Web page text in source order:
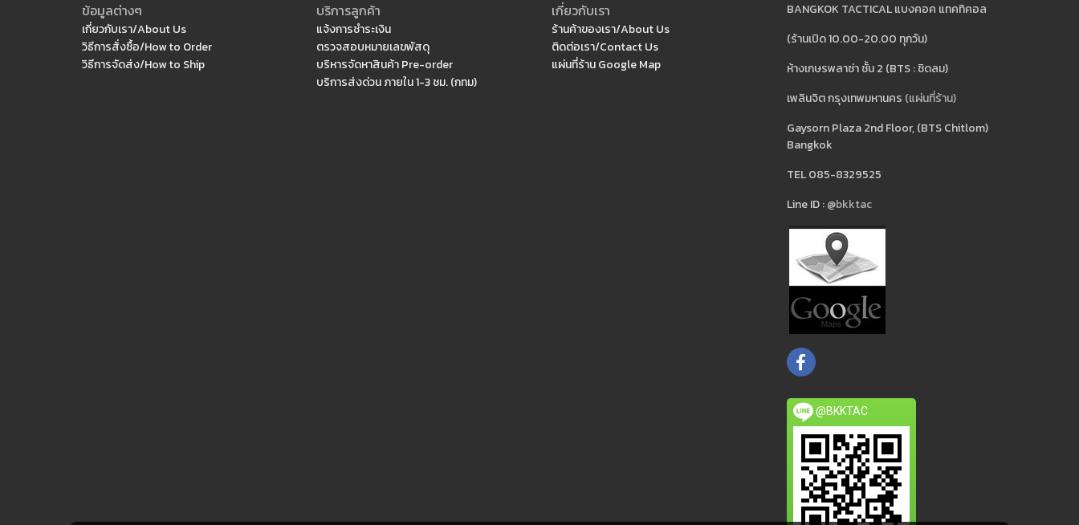
ข้อมูลต่างๆ
เกี่ยวกับเรา/About Us
วิธีการสั่งซื้อ/How to Order
วิธีการจัดส่ง/How to Ship
บริการลูกค้า
แจ้งการชำระเงิน
ตรวจสอบหมายเลขพัสดุ
บริหารจัดหาสินค้า Pre-order
บริการส่งด่วน ภายใน 1-3 ชม. (กทม)
เกี่ยวกับเรา
ร้านค้าของเรา/About Us
ติดต่อเรา/Contact Us
แผ่นที่ร้าน Google Map
BANGKOK TACTICAL แบงคอค แทคทิคอล
(ร้านเปิด 10.00-20.00 ทุกวัน)
ห้างเกษรพลาซ่า ชั้น 2 (BTS : ชิดลม)
เพลินจิต กรุงเทพมหานคร (แผ่นที่ร้าน)
Gaysorn Plaza 2nd Floor, (BTS Chitlom)
Bangkok
TEL 085-8329525
Line ID :@bkktac
@BKKTAC